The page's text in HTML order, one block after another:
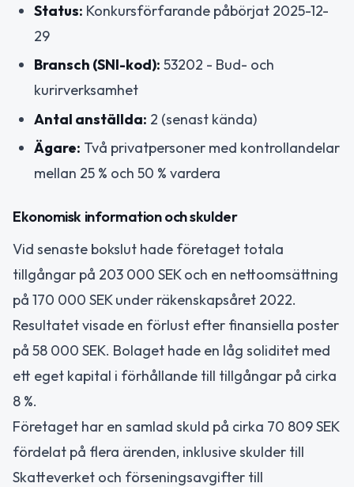
Status: Konkursförfarande påbörjat 2025-12-
29
Bransch (SNI-kod): 53202 - Bud- och
kurirverksamhet
Antal anställda: 2 (senast kända)
Ägare: Två privatpersoner med kontrollandelar
mellan 25 % och 50 % vardera
Ekonomisk information och skulder
Vid senaste bokslut hade företaget totala
tillgångar på 203 000 SEK och en nettoomsättning
på 170 000 SEK under räkenskapsåret 2022.
Resultatet visade en förlust efter finansiella poster
på 58 000 SEK. Bolaget hade en låg soliditet med
ett eget kapital i förhållande till tillgångar på cirka
8 %.
Företaget har en samlad skuld på cirka 70 809 SEK
fördelat på flera ärenden, inklusive skulder till
Skatteverket och förseningsavgifter till